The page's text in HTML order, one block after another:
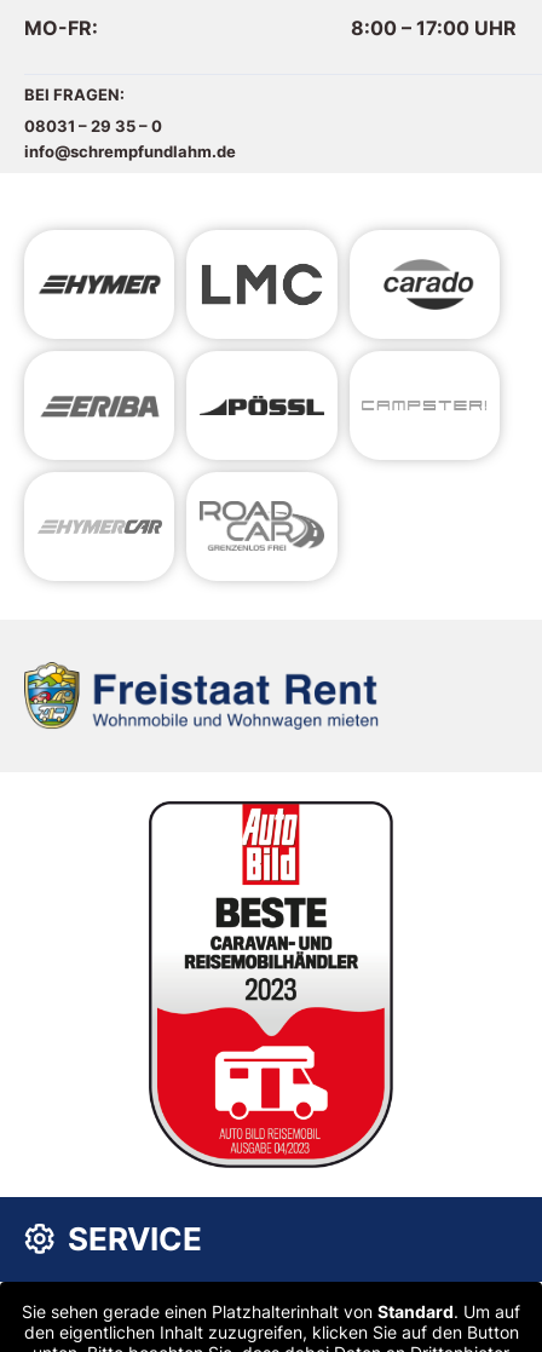
MO-FR: 8:00 – 17:00 UHR
BEI FRAGEN:
08031 – 29 35 – 0
info@schrempfundlahm.de
SERVICE
Sie sehen gerade einen Platzhalterinhalt von Standard. Um auf
den eigentlichen Inhalt zuzugreifen, klicken Sie auf den Button